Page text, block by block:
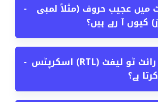
میں عجیب حروف (مثلاً لمبی
−
کیا یہ ٹول رائٹ ٹو لیفٹ (RTL) اسکرپٹس
ہے؟
−